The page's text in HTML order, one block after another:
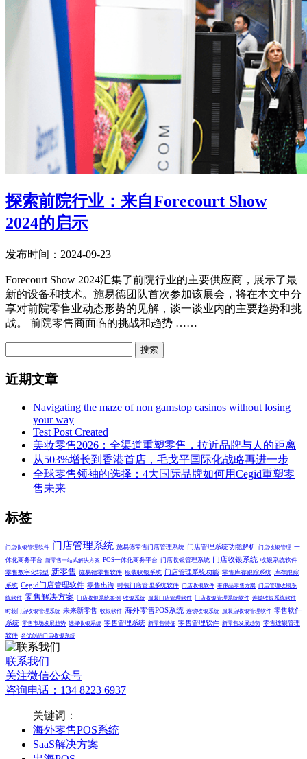
探索前院行业：来自Forecourt Show
2024的启示
发布时间：2024-09-23
Forecourt Show 2024汇集了前院行业的主要供应商，展示了最
新的设备和技术。施易德团队首次参加该展会，将在本文中分
享对前院零售业动态形势的见解，谈一谈业内的主要趋势和挑
战。 前院零售商面临的挑战和趋势 ……
搜索
近期文章
Navigating the maze of non gamstop casinos without losing
your way
Test Post Created
美妆零售2026：全渠道重塑零售，拉近品牌与人的距离
从503%增长到香港首店，毛戈平国际化战略再进一步
全球零售领袖的选择：4大国际品牌如何用Cegid重塑零
售未来
标签
门店收银管理软件 门店管理系统 施易德零售门店管理系统 门店管理系统功能解析 门店收银管理 一
体化商务平台 新零售一站式解决方案 POS一体化商务平台 门店收银管理系统 门店收银系统 收银系统软件
零售数字化转型 新零售 施易德零售软件 服装收银系统 门店管理系统功能 零售库存跟踪系统 库存跟踪
系统 Cegid门店管理软件 零售出海 时装门店管理系统软件 门店收银软件 奢侈品零售方案 门店管理收银系
统软件 零售解决方案 门店收银系统案例 收银系统 服装门店管理软件 门店收银管理系统软件 连锁收银系统软件
时装门店收银管理系统 未来新零售 收银软件 海外零售POS系统 连锁收银系统 服装店收银管理软件 零售软件
系统 零售市场发展趋势 选择收银系统 零售管理系统 新零售特征 零售管理软件 新零售发展趋势 零售连锁管理
软件 名优创品门店收银系统
联系我们
关注微信公众号
咨询电话：134 8223 6937
关键词：
海外零售POS系统
SaaS解决方案